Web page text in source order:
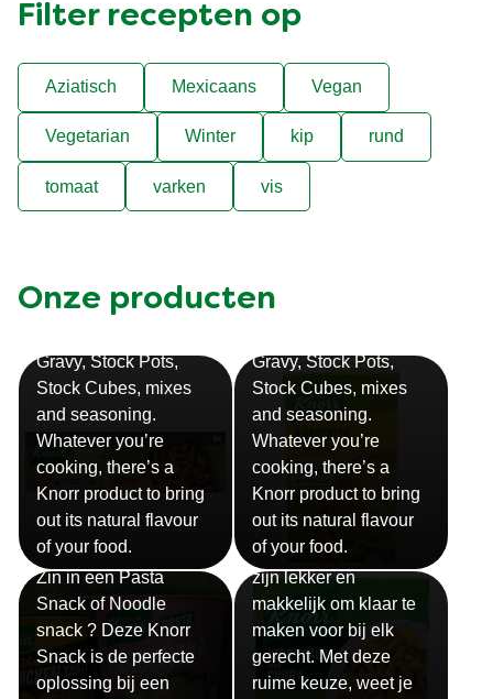
Filter recepten op
Aziatisch Mexicaans Vegan
Vegetarian Winter kip rund
tomaat varken vis
Onze producten
Gravy, Stock Pots,
Stock Cubes, mixes
and seasoning.
Whatever you’re
cooking, there’s a
Knorr product to bring
out its natural flavour
of your food.
Gravy, Stock Pots,
Stock Cubes, mixes
and seasoning.
Whatever you’re
cooking, there’s a
Knorr product to bring
out its natural flavour
of your food.
Snackpots
Zin in een Pasta
Snack of Noodle
snack ? Deze Knorr
Snack is de perfecte
oplossing bij een
Sauzen
Onze Knorr sauzen
zijn lekker en
makkelijk om klaar te
maken voor bij elk
gerecht. Met deze
ruime keuze, weet je